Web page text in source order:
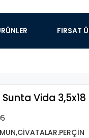
FIRSAT
Vida